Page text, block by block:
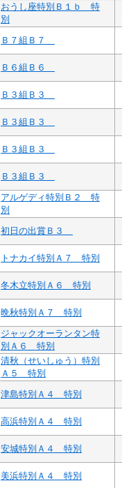
おうし座特別Ｂ１ｂ 特
別
Ｂ７組Ｂ７
Ｂ６組Ｂ６
Ｂ３組Ｂ３
Ｂ３組Ｂ３
Ｂ３組Ｂ３
Ｂ３組Ｂ３
アルゲディ特別Ｂ２ 特
別
初日の出賞Ｂ３
トナカイ特別Ａ７ 特別
冬木立特別Ａ６ 特別
晩秋特別Ａ７ 特別
ジャックオーランタン特
別Ａ６ 特別
清秋（せいしゅう）特別
Ａ５ 特別
津島特別Ａ４ 特別
高浜特別Ａ４ 特別
安城特別Ａ４ 特別
美浜特別Ａ４ 特別